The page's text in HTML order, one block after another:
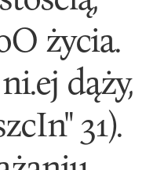
życia.
dąży,
31).